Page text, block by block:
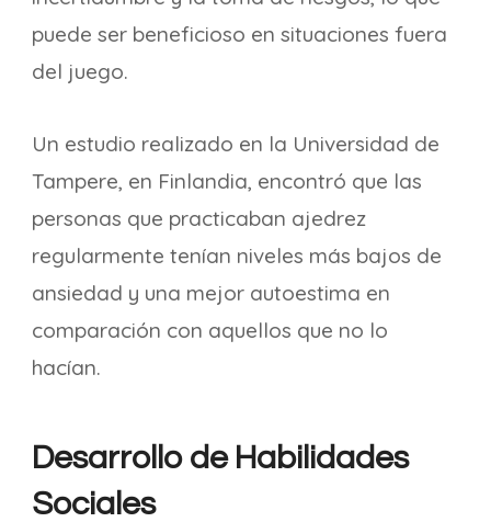
puede ser beneficioso en situaciones fuera
del juego.
Un estudio realizado en la Universidad de
Tampere, en Finlandia, encontró que las
personas que practicaban ajedrez
regularmente tenían niveles más bajos de
ansiedad y una mejor autoestima en
comparación con aquellos que no lo
hacían.
Desarrollo de Habilidades
Sociales